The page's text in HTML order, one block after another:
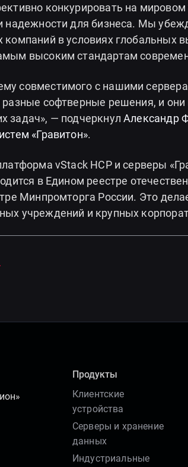
конкурировать на
надежности для бизнеса. Мы
в условиях глобальных
высоким стандартам
совместимого с нашими
софтверные решения, и
задач», — подчеркнулАлександр
«Гравитон».
vStack HCP и серверы
в Едином реестре
Минпромторга России. Это
учреждений и крупных
Продукты
Клиентские
устройства
Серверы и хранение
данных
Индустриальные